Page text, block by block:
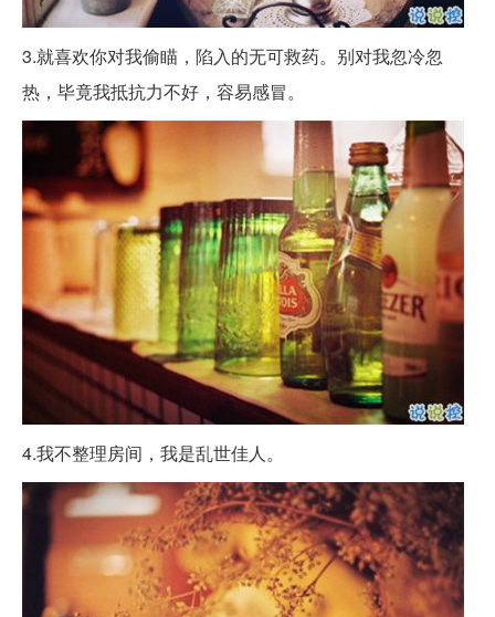
3.就喜欢你对我偷瞄，陷入的无可救药。别对我忽冷忽
热，毕竟我抵抗力不好，容易感冒。
4.我不整理房间，我是乱世佳人。